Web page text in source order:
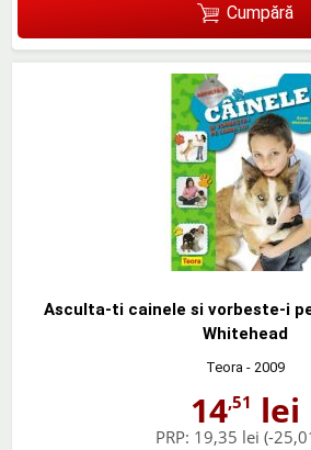
Cumpără
Asculta-ti cainele si vorbeste-i
Whitehead
Teora - 2009
14,51 lei
PRP: 19,35 lei (-